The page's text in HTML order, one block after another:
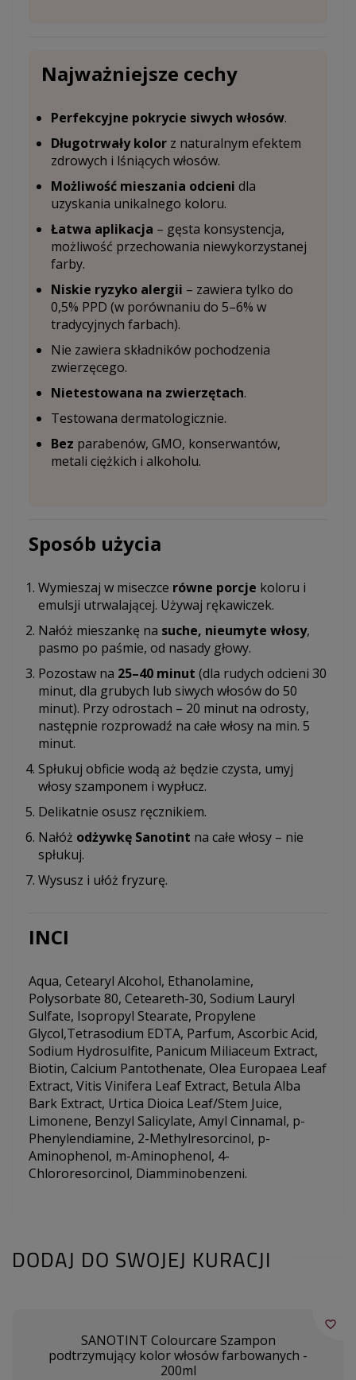
Najważniejsze cechy
Perfekcyjne pokrycie siwych włosów.
Długotrwały kolor z naturalnym efektem
zdrowych i lśniących włosów.
Możliwość mieszania odcieni dla
uzyskania unikalnego koloru.
Łatwa aplikacja – gęsta konsystencja,
możliwość przechowania niewykorzystanej
farby.
Niskie ryzyko alergii – zawiera tylko do
0,5% PPD (w porównaniu do 5–6% w
tradycyjnych farbach).
Nie zawiera składników pochodzenia
zwierzęcego.
Nietestowana na zwierzętach.
Testowana dermatologicznie.
Bez parabenów, GMO, konserwantów,
metali ciężkich i alkoholu.
Sposób użycia
Wymieszaj w miseczce równe porcje koloru i
emulsji utrwalającej. Używaj rękawiczek.
Nałóż mieszankę na suche, nieumyte włosy,
pasmo po paśmie, od nasady głowy.
Pozostaw na 25–40 minut (dla rudych odcieni 30
minut, dla grubych lub siwych włosów do 50
minut). Przy odrostach – 20 minut na odrosty,
następnie rozprowadź na całe włosy na min. 5
minut.
Spłukuj obficie wodą aż będzie czysta, umyj
włosy szamponem i wypłucz.
Delikatnie osusz ręcznikiem.
Nałóż odżywkę Sanotint na całe włosy – nie
spłukuj.
Wysusz i ułóż fryzurę.
INCI
Aqua, Cetearyl Alcohol, Ethanolamine,
Polysorbate 80, Ceteareth-30, Sodium Lauryl
Sulfate, Isopropyl Stearate, Propylene
Glycol,Tetrasodium EDTA, Parfum, Ascorbic Acid,
Sodium Hydrosulfite, Panicum Miliaceum Extract,
Biotin, Calcium Pantothenate, Olea Europaea Leaf
Extract, Vitis Vinifera Leaf Extract, Betula Alba
Bark Extract, Urtica Dioica Leaf/Stem Juice,
Limonene, Benzyl Salicylate, Amyl Cinnamal, p-
Phenylendiamine, 2-Methylresorcinol, p-
Aminophenol, m-Aminophenol, 4-
Chlororesorcinol, Diamminobenzeni.
DODAJ DO SWOJEJ KURACJI
SANOTINT Colourcare Szampon
podtrzymujący kolor włosów farbowanych -
200ml
favorite_border